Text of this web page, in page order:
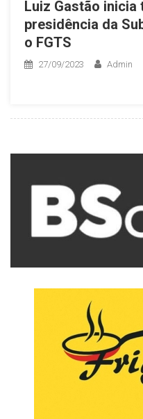
Luiz Gastão inicia
presidência da
o FGTS
27/09/2023 Admin